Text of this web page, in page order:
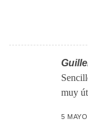
muy
5